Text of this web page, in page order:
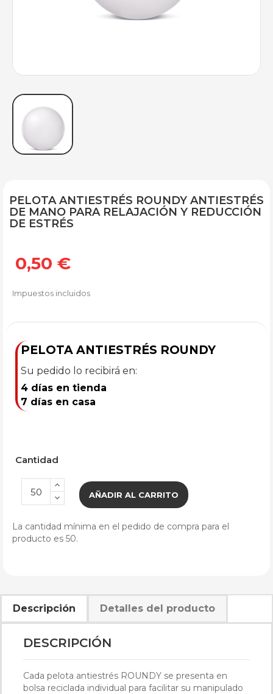
PELOTA ANTIESTRÉS ROUNDY ANTIESTRÉS
DE MANO PARA RELAJACIÓN Y REDUCCIÓN
DE ESTRÉS
0,50 €
Impuestos incluidos
PELOTA ANTIESTRÉS ROUNDY
Su pedido lo recibirá en:
4 días en tienda
7 días en casa
Cantidad
AÑADIR AL CARRITO
La cantidad mínima en el pedido de compra para el
producto es 50.
Descripción Detalles del producto
DESCRIPCIÓN
Cada pelota antiestrés ROUNDY se presenta en
bolsa reciclada individual para facilitar su manipulado